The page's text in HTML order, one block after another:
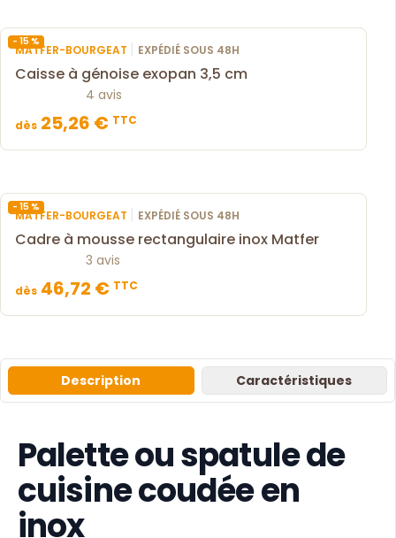
- 15 %
MATFER-BOURGEAT | EXPÉDIÉ SOUS 48H
Caisse à génoise exopan 3,5 cm
4 avis
dès 25,26 € TTC
- 15 %
MATFER-BOURGEAT | EXPÉDIÉ SOUS 48H
Cadre à mousse rectangulaire inox Matfer
3 avis
dès 46,72 € TTC
Description Caractéristiques
Palette ou spatule de
cuisine coudée en
inox